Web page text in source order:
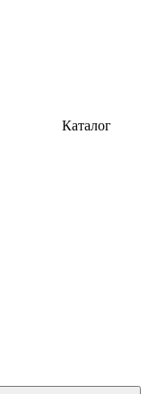
Каталог